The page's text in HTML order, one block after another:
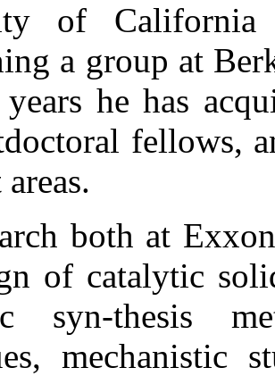
of
a group at
he has
fellows,
both at
of catalytic
syn-thesis
mechanistic